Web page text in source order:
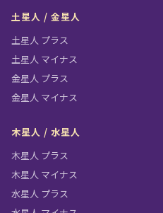
土星人 / 金星人
土星人 プラス
土星人 マイナス
金星人 プラス
金星人 マイナス
木星人 / 水星人
木星人 プラス
木星人 マイナス
水星人 プラス